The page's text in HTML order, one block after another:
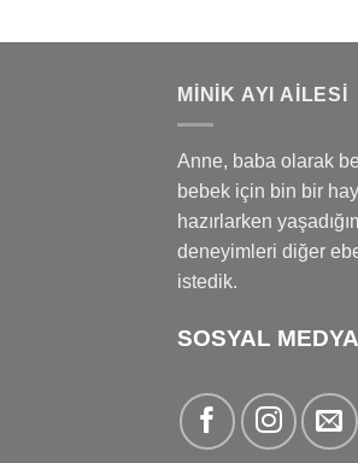
MINIK AYI AILESI
Anne, baba olarak
bebek için bin bir
hazırlarken
deneyimleri diğer
istedik.
SOSYAL